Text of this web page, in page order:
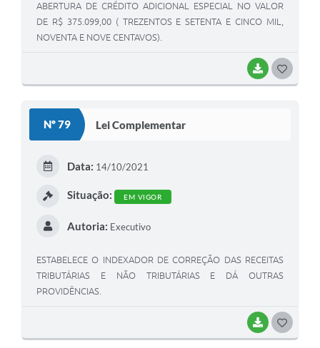
BAIXAR
ABERTURA DE CRÉDITO ADICIONAL ESPECIAL NO VALOR
DE R$ 375.099,00 ( TREZENTOS E SETENTA E CINCO MIL,
NOVENTA E NOVE CENTAVOS).
Nº 79 Lei Complementar
BAIXAR
Data: 14/10/2021
Situação: EM VIGOR
Autoria: Executivo
ESTABELECE O INDEXADOR DE CORREÇÃO DAS RECEITAS
TRIBUTÁRIAS E NÃO TRIBUTÁRIAS E DÁ OUTRAS
PROVIDÊNCIAS.